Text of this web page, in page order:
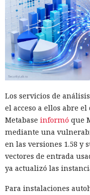
Los servicios de
el acceso a ellos abre
Metabase informó que
mediante una
en las versiones 1.58 y
vectores de entrada
ya actualizó las
Para instalaciones